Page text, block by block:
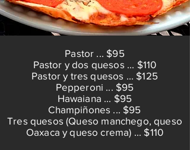
Pastor ... $95
Pastor y dos quesos ... $110
Pastor y tres quesos ... $125
Pepperoni ... $95
Hawaiana ... $95
Champiñones ... $95
Tres quesos (Queso manchego, queso
Oaxaca y queso crema) ... $110